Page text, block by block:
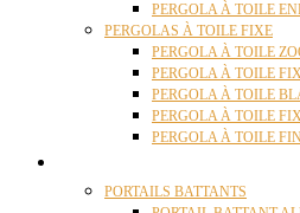
PERGOLA À TOILE
PERGOLAS À TOILE FIXE
PERGOLA À TOILE
PERGOLA À TOILE
PERGOLA À TOILE
PERGOLA À TOILE
PERGOLA À TOILE
PORTAILS BATTANTS